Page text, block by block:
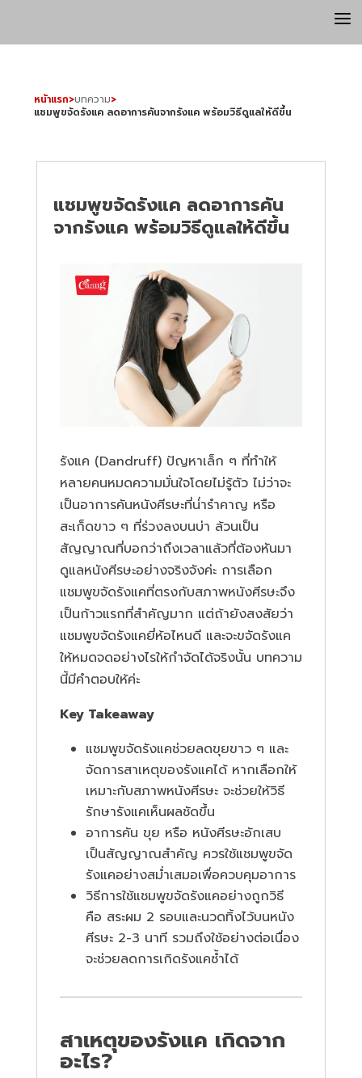
a
หน้าแรก>บทความ>
แชมพูขจัดรังแค ลดอาการคันจากรังแค พร้อมวิธีดูแลให้ดีขึ้น
แชมพูขจัดรังแค ลดอาการคัน
จากรังแค พร้อมวิธีดูแลให้ดีขึ้น
รังแค (Dandruff) ปัญหาเล็ก ๆ ที่ทำให้
หลายคนหมดความมั่นใจโดยไม่รู้ตัว ไม่ว่าจะ
เป็นอาการคันหนังศีรษะที่น่่ารำคาญ หรือ
สะเก็ดขาว ๆ ที่ร่วงลงบนบ่า ล้วนเป็น
สัญญาณที่บอกว่าถึงเวลาแล้วที่ต้องหันมา
ดูแลหนังศีรษะอย่างจริงจังค่ะ การเลือก
แชมพูขจัดรังแคที่ตรงกับสภาพหนังศีรษะจึง
เป็นก้าวแรกที่สำคัญมาก แต่ถ้ายังสงสัยว่า
แชมพูขจัดรังแคยี่ห้อไหนดี และจะขจัดรังแค
ให้หมดจดอย่างไรให้กำจัดได้จริงนั้น บทความ
นี้มีคำตอบให้ค่ะ
Key Takeaway
แชมพูขจัดรังแคช่วยลดขุยขาว ๆ และ
จัดการสาเหตุของรังแคได้ หากเลือกให้
เหมาะกับสภาพหนังศีรษะ จะช่วยให้วิธี
รักษารังแคเห็นผลชัดขึ้น
อาการคัน ขุย หรือ หนังศีรษะอักเสบ
เป็นสัญญาณสำคัญ ควรใช้แชมพูขจัด
รังแคอย่างสม่ำเสมอเพื่อควบคุมอาการ
วิธีการใช้แชมพูขจัดรังแคอย่างถูกวิธี
คือ สระผม 2 รอบและนวดทิ้งไว้บนหนัง
ศีรษะ 2-3 นาที รวมถึงใช้อย่างต่อเนื่อง
จะช่วยลดการเกิดรังแคซ้ำได้
สาเหตุของรังแค เกิดจาก
อะไร?